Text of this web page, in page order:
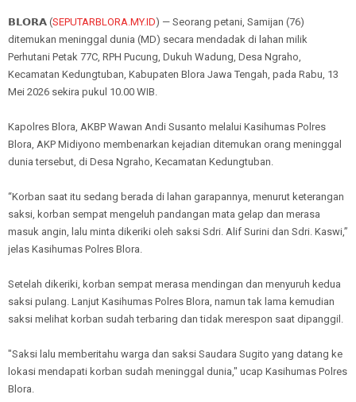
𝗕𝗟𝗢𝗥𝗔 (SEPUTARBLORA.MY.ID) — Seorang petani, Samijan (76)
ditemukan meninggal dunia (MD) secara mendadak di lahan milik
Perhutani Petak 77C, RPH Pucung, Dukuh Wadung, Desa Ngraho,
Kecamatan Kedungtuban, Kabupaten Blora Jawa Tengah, pada Rabu, 13
Mei 2026 sekira pukul 10.00 WIB.
Kapolres Blora, AKBP Wawan Andi Susanto melalui Kasihumas Polres
Blora, AKP Midiyono membenarkan kejadian ditemukan orang meninggal
dunia tersebut, di Desa Ngraho, Kecamatan Kedungtuban.
“Korban saat itu sedang berada di lahan garapannya, menurut keterangan
saksi, korban sempat mengeluh pandangan mata gelap dan merasa
masuk angin, lalu minta dikeriki oleh saksi Sdri. Alif Surini dan Sdri. Kaswi,”
jelas Kasihumas Polres Blora.
Setelah dikeriki, korban sempat merasa mendingan dan menyuruh kedua
saksi pulang. Lanjut Kasihumas Polres Blora, namun tak lama kemudian
saksi melihat korban sudah terbaring dan tidak merespon saat dipanggil.
"Saksi lalu memberitahu warga dan saksi Saudara Sugito yang datang ke
lokasi mendapati korban sudah meninggal dunia," ucap Kasihumas Polres
Blora.